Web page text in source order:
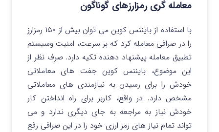
معامله گری رمزارزهای گوناگون
با استفاده از بایننس کوین می توان بیش از ۱۵۰ رمزارز
را در صرافی معامله کرد که بر سرعت، امنیت وسیستم
تطبیق معامله پیشنهاد دهنده تکیه دارد. صرف نظر از
این موضوع، بایننس کوین جفت های معاملاتی
خودش را برای رسیدن به نیازمندی های معاملاتی
مشخص دارد. در واقع، کاربر برای راه انداختن کار
خودش نیاز به مراجعه به جای دیگری ندارد و می
تواند تمام نیاز های رمز ارزی خود را در این صرافی رفع